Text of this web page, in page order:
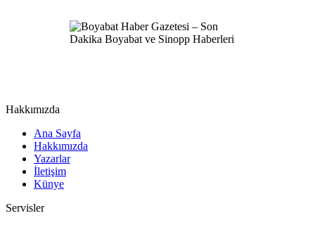
Hakkımızda
Ana Sayfa
Hakkımızda
Yazarlar
İletişim
Künye
Servisler